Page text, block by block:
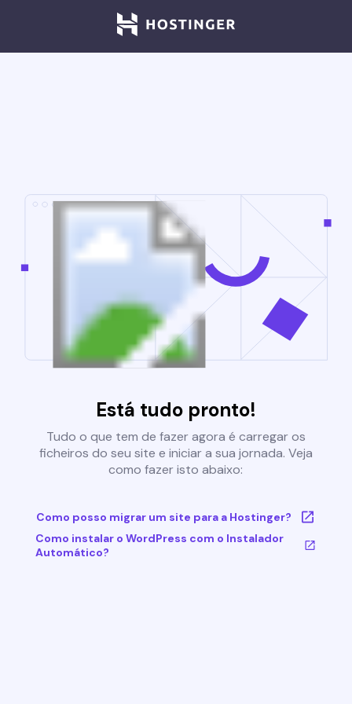
Está tudo pronto!
Tudo o que tem de fazer agora é carregar os
ficheiros do seu site e iniciar a sua jornada. Veja
como fazer isto abaixo:
Como posso migrar um site para a Hostinger?
Como instalar o WordPress com o Instalador
Automático?